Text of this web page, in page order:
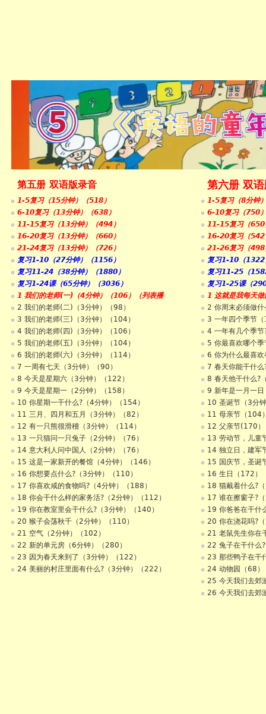
第五册 双语版录音
1-5复习（15分钟）（518）
6-10复习（13分钟）（638）
11-15复习（13分钟）（494）
16-20复习（13分钟）（660）
21-24复习（13分钟）（726）
复习1-10（27分钟）（1156）
复习11-24（38分钟）（1880）
复习1-24课（65分钟）（3036）
1 我们的老师(一)（4分钟）（106）（列表播
2 我们的老师(二)（3分钟）（98）
3 我们的老师(三)（3分钟）（104）
4 我们的老师(四)（3分钟）（106）
5 我们的老师(五)（3分钟）（104）
6 我们的老师(六)（3分钟）（114）
7 一周有七天（3分钟）（90）
8 今天是星期六（3分钟）（122）
9 今天是星期一（2分钟）（158）
10 你星期一干什么?（4分钟）（154）
11 三月、四月和五月（3分钟）（82）
12 有一只熊很滑稽（3分钟）（114）
13 一只猫问一只兔子（2分钟）（76）
14 意大利人问中国人（2分钟）（76）
15 这是一家新开的餐馆（4分钟）（146）
16 你想要点什么?（3分钟）（110）
17 你喜欢咸的食物吗?（4分钟）（188）
18 你会干什么样的家务活?（2分钟）（112）
19 你在教室里会干什么?（3分钟）（140）
20 猴子会荡秋千（2分钟）（110）
21 空气（2分钟）（102）
22 新的单元房（6分钟）（280）
23 因为春天来到了（3分钟）（122）
24 美丽的村庄里面有什么?（3分钟）（222）
第六册 双
1-5复习（8分钟
6-10复习（750
11-15复习（650
16-20复习（542
21-26复习（498
复习1-10（1322
复习11-25（
复习1-25课（
1 这就是我每天
2 你周末必须做
3 一年四个季节
4 一年有几个季
5 你最喜欢哪个
6 你为什么最喜
7 春天你能干什
8 春天他干什么?
9 新年是一月一
10 圣诞节（3分
11 母亲节（104
12 父亲节(170）
13 劳动节，儿童
14 独立日，建军
15 国庆节，圣诞
16 生日（172）
18 猫戴着什么?
17 谁在擦窗子?
19 你爸爸在干什
20 你在浇花吗?
21 老鼠先生你在
22 兔子在干什么
23 那些鸭子在干
24 动物园（68）
25 今天我们去郊
26 今天我们去郊